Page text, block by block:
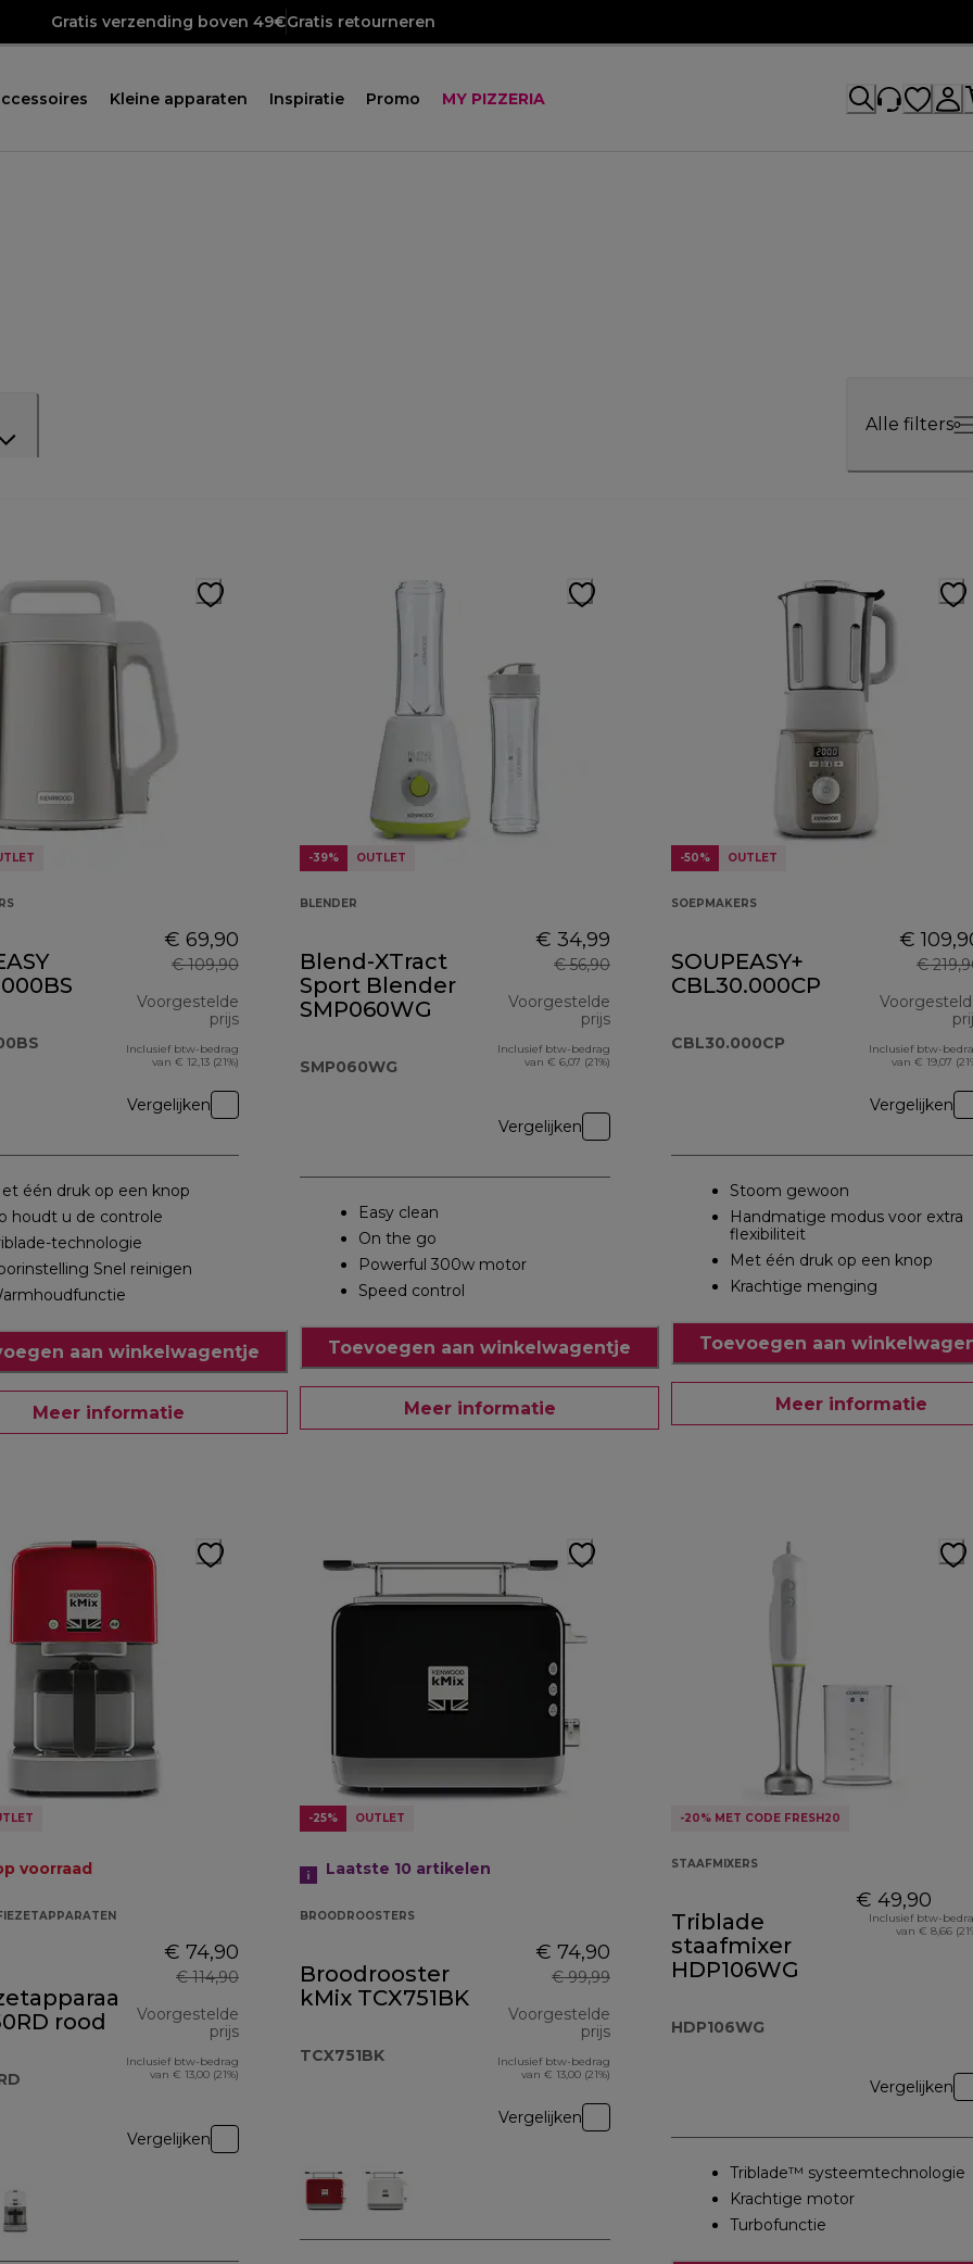
Gratis verzending boven 49€Gratis retourneren
Kleine apparaten Inspiratie Promo MY PIZZERIA
Alle filters
€ 69,90
€ 109,90
Voorgestelde
prijs
Inclusief btw-bedrag
van € 12,13 (21%)
Vergelijken
één druk op een knop
houdt u de controle
technologie
Snel reinigen
aan winkelwagentje
Meer informatie
-39% OUTLET
BLENDER
Blend-XTract
Sport Blender
SMP060WG
SMP060WG
€ 34,99
€ 56,90
Voorgestelde
prijs
originele prijs € 56,90
Inclusief btw-bedrag
van € 6,07 (21%)
Vergelijken
Easy clean
On the go
Powerful 300w motor
Speed control
Toevoegen aan winkelwagentje
Meer informatie
-50% OUTLET
SOEPMAKERS
SOUPEASY+
CBL30.000CP
CBL30.000CP
€
€
Inclusief btw-
van € 19,07
Vergelijken
Stoom gewoon
Handmatige modus voor extra
flexibiliteit
Met één druk op een knop
Krachtige menging
Toevoegen aan
Meer informatie
voorraad
rood
€ 74,90
€ 114,90
Voorgestelde
prijs
originele prijs € 114,90
Inclusief btw-bedrag
van € 13,00 (21%)
Vergelijken
-25% OUTLET
Laatste 10 artikelen
BROODROOSTERS
Broodrooster
kMix TCX751BK
TCX751BK
€ 74,90
€ 99,99
Voorgestelde
prijs
Inclusief btw-bedrag
van € 13,00 (21%)
Vergelijken
-20% MET CODE FRESH20
STAAFMIXERS
Triblade
staafmixer
HDP106WG
HDP106WG
€ 49,90
Inclusief btw-
van € 8,66
Vergelijken
Triblade™ systeemtechnologie
Krachtige motor
Turbofunctie